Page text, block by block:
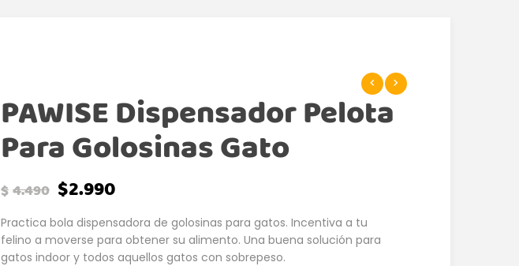
PAWISE Dispensador Pelota
Para Golosinas Gato
$4.490 $2.990
Practica bola dispensadora de golosinas para gatos. Incentiva a tu
felino a moverse para obtener su alimento. Una buena solución para
gatos indoor y todos aquellos gatos con sobrepeso.